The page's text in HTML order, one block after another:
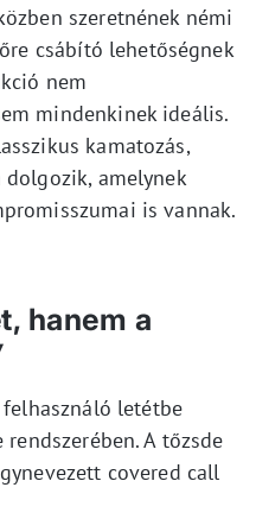
szeretnének némi
csábító lehetőségnek
nem
mindenkinek ideális.
kamatozás,
amelynek
is vannak.
hanem a
felhasználó letétbe
A tőzsde
covered call